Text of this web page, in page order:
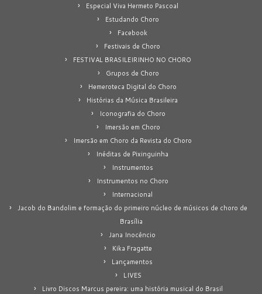
Especial Viva Hermeto Pascoal
Estudando Choro
Facebook
Festivais de Choro
FESTIVAL BRASILEIRINHO NO CHORO
Grupos de Choro
Hemeroteca Digital do Choro
Histórias da Música Brasileira
Iconografia do Choro
Imersão em Choro
Imersão em Choro da Revista do Choro
Inéditas de Pixinguinha
Instrumentos
Instrumentos no Choro
Internacional
Jacob do Bandolim e formação do primeiro núcleo de músicos de choro de
Brasília
Jana Inocêncio
Kika Fragatte
Lançamentos
LIVES
Livro Discos Marcus pereira: uma história musical do Brasil